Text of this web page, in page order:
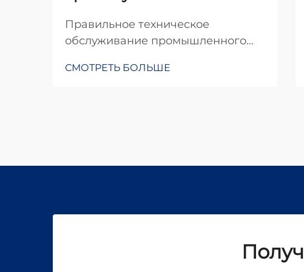
Правильное техническое
обслуживание промышленного
сверления является одним из
СМОТРЕТЬ БОЛЬШЕ